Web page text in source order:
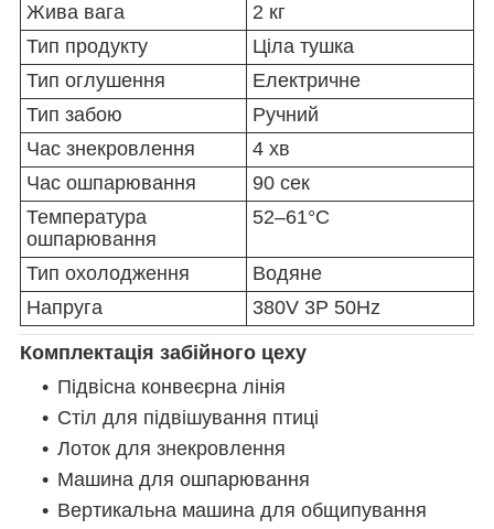
Жива вага
2 кг
Тип продукту
Ціла тушка
Тип оглушення
Електричне
Тип забою
Ручний
Час знекровлення
4 хв
Час ошпарювання
90 сек
Температура
ошпарювання
52–61°C
Тип охолодження
Водяне
Напруга
380V 3P 50Hz
Комплектація забійного цеху
Підвісна конвеєрна лінія
Стіл для підвішування птиці
Лоток для знекровлення
Машина для ошпарювання
Вертикальна машина для общипування